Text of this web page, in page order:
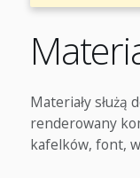
Materiały służą
renderowany
kafelków, font,